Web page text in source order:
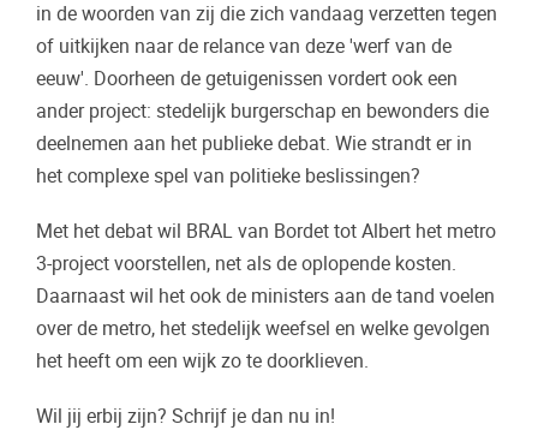
in de woorden van zij die zich vandaag verzetten tegen
of uitkijken naar de relance van deze 'werf van de
eeuw'. Doorheen de getuigenissen vordert ook een
ander project: stedelijk burgerschap en bewonders die
deelnemen aan het publieke debat. Wie strandt er in
het complexe spel van politieke beslissingen?
Met het debat wil BRAL van Bordet tot Albert het metro
3-project voorstellen, net als de oplopende kosten.
Daarnaast wil het ook de ministers aan de tand voelen
over de metro, het stedelijk weefsel en welke gevolgen
het heeft om een wijk zo te doorklieven.
Wil jij erbij zijn? Schrijf je dan nu in!